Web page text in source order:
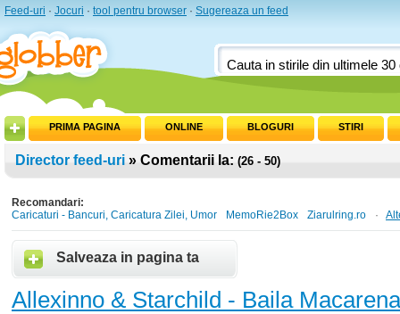
Feed-uri · Jocuri · tool pentru browser · Sugereaza un feed
PRIMA PAGINA ONLINE BLOGURI STIRI
Director feed-uri » Comentarii la: (26 - 50)
Recomandari:
Caricaturi - Bancuri, Caricatura Zilei, Umor
MemoRie2Box Ziarulring.ro ·
Salveaza in pagina ta
Allexinno & Starchild - Baila